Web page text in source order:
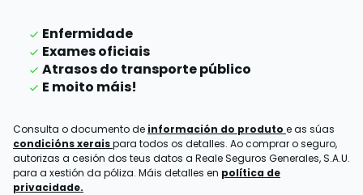
Enfermidade
Exames oficiais
Atrasos do transporte público
E moito máis!
Consulta o documento de información do produto e as súas
condicións xeraispara todos os detalles. Ao comprar o seguro,
autorizas a cesión dos teus datos a Reale Seguros Generales, S.A.U.
para a xestión da póliza. Máis detalles en política de
privacidade.